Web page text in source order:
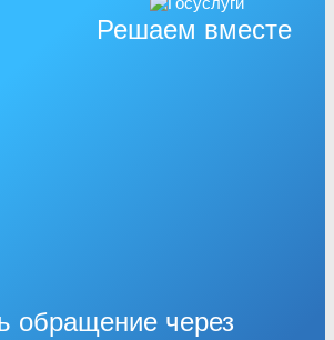
Решаем вместе
обращение через